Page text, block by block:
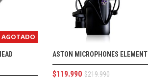
AGOTADO
ASTON MICROPHONES ELEMENT
$219.990
$119.990